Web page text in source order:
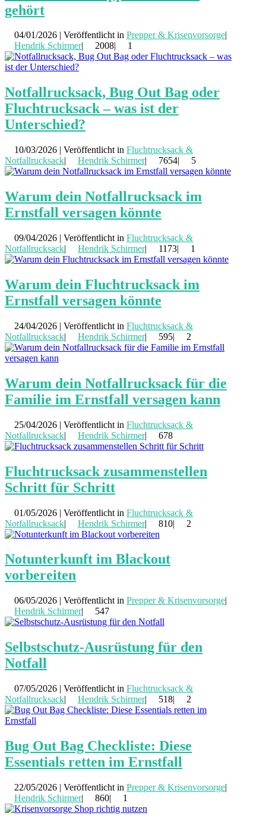
gehört
04/01/2026 | Veröffentlicht in Prepper & Krisenvorsorge|
Hendrik Schirmer| 2008| 1
Notfallrucksack, Bug Out Bag oder
Fluchtrucksack – was ist der
Unterschied?
10/03/2026 | Veröffentlicht in Fluchtrucksack &
Notfallrucksack| Hendrik Schirmer| 7654| 5
Warum dein Notfallrucksack im
Ernstfall versagen könnte
09/04/2026 | Veröffentlicht in Fluchtrucksack &
Notfallrucksack| Hendrik Schirmer| 1173| 1
Warum dein Fluchtrucksack im
Ernstfall versagen könnte
24/04/2026 | Veröffentlicht in Fluchtrucksack &
Notfallrucksack| Hendrik Schirmer| 595| 2
Warum dein Notfallrucksack für die
Familie im Ernstfall versagen kann
25/04/2026 | Veröffentlicht in Fluchtrucksack &
Notfallrucksack| Hendrik Schirmer| 678
Fluchtrucksack zusammenstellen
Schritt für Schritt
01/05/2026 | Veröffentlicht in Fluchtrucksack &
Notfallrucksack| Hendrik Schirmer| 810| 2
Notunterkunft im Blackout
vorbereiten
06/05/2026 | Veröffentlicht in Prepper & Krisenvorsorge|
Hendrik Schirmer| 547
Selbstschutz-Ausrüstung für den
Notfall
07/05/2026 | Veröffentlicht in Fluchtrucksack &
Notfallrucksack| Hendrik Schirmer| 518| 2
Bug Out Bag Checkliste: Diese
Essentials retten im Ernstfall
22/05/2026 | Veröffentlicht in Prepper & Krisenvorsorge|
Hendrik Schirmer| 860| 1